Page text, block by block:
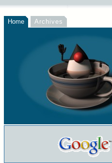
Home Archives